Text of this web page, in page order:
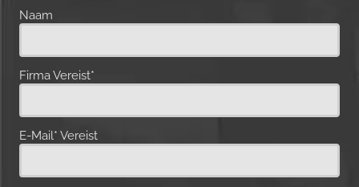
Naam
Firma Vereist*
E-Mail* Vereist